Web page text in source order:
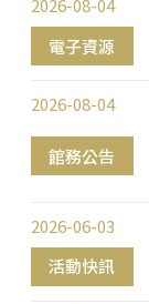
電子資源
2026-08-04
館務公告
2026-08-04
活動快訊
2026-06-03